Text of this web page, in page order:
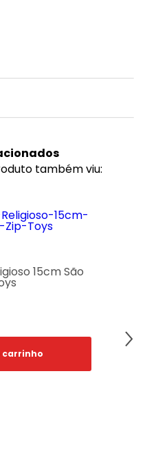
também viu:
15cm São
carrinho